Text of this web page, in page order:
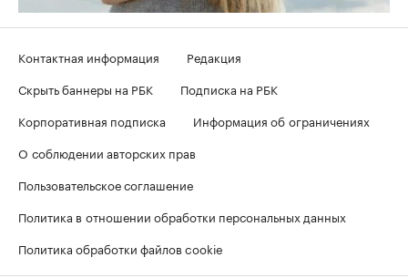
Контактная информация
Редакция
Скрыть баннеры на РБК
Подписка на РБК
Корпоративная подписка
Информация об ограничениях
О соблюдении авторских прав
Пользовательское соглашение
Политика в отношении обработки персональных данных
Политика обработки файлов cookie